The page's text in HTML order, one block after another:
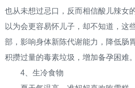
也从未想过忌口，反而相信酸儿辣女
以为会更容易怀儿子，却不知道，这
部，影响身体新陈代谢能力，降低肠
积攒过量的毒素垃圾，增加备孕困难。
4、生冷食物